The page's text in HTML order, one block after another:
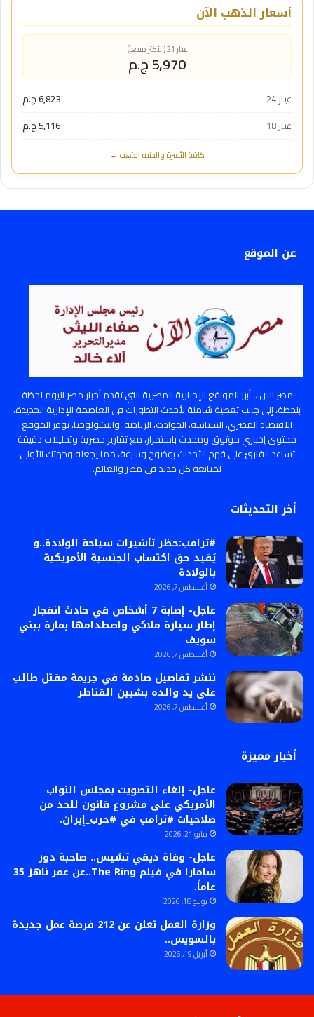
أسعار الذهب الآن
عيار 21 (الأكثر مبيعاً)
5,970 ج.م
عيار 24
6,823 ج.م
عيار 18
5,116 ج.م
كافة الأعيرة والجنيه الذهب ←
عن الموقع
مصر الان .. أبرز المواقع الإخبارية المصرية التي تقدم أخبار مصر اليوم لحظة
بلحظة، إلى جانب تغطية شاملة لأحدث التطورات في العاصمة الإدارية الجديدة،
الاقتصاد المصري، السياسة، الحوادث، الرياضة، والتكنولوجيا. يوفر الموقع
محتوى إخباري موثوق ومحدث باستمرار، مع تقارير حصرية وتحليلات دقيقة
تساعد القارئ على فهم الأحداث بوضوح وسرعة، مما يجعله وجهتك الأولى
لمتابعة كل جديد في مصر والعالم.
أخر التحديثات
#ترامب:حظر تأشيرات سياحة الولادة..و
يُقيد حق اكتساب الجنسية الأمريكية
بالولادة
أغسطس 7, 2026
عاجل- إصابة 7 أشخاص في حادث انفجار
إطار سيارة ملاكي واصطدامها بمارة ببني
سويف
أغسطس 7, 2026
ننشر تفاصيل صادمة في جريمة مقتل طالب
على يد والده بشبين القناطر
أغسطس 7, 2026
أخبار مميزة
عاجل- إلغاء التصويت بمجلس النواب
الأمريكي على مشروع قانون للحد من
صلاحيات #ترامب في #حرب_إيران.
مايو 21, 2026
عاجل- وفاة ديفي تشيس.. صاحبة دور
سامارا في فيلم The Ring..عن عمر ناهز 35
عاماً.
يونيو 18, 2026
وزارة العمل تعلن عن 212 فرصة عمل جديدة
بالسويس..
أبريل 19, 2026